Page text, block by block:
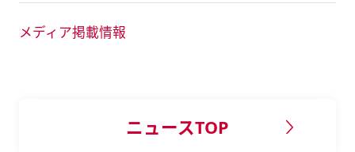
メディア掲載情報
ニュースTOP